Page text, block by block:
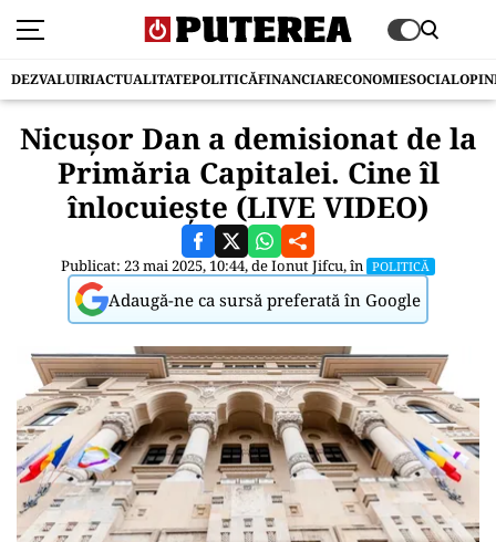
DEZVALUIRIACTUALITATEPOLITICĂFINANCIARECONOMIESOCIAL
Nicuşor Dan a demisionat de la
Primăria Capitalei. Cine îl
înlocuieşte (LIVE VIDEO)
Publicat: 23 mai 2025, 10:44, deIonut Jifcu, în POLITICĂ
Adaugă-ne ca sursă preferată în Google